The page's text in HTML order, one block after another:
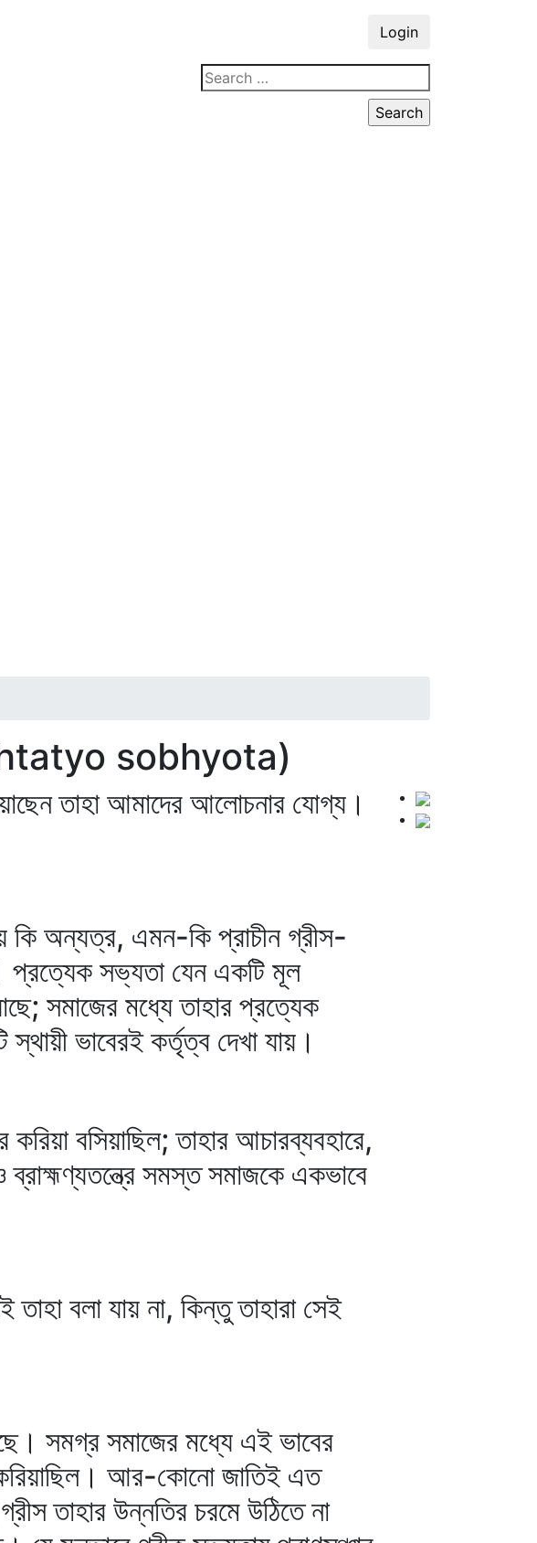
Login
sobhyota)
তাহা আমাদের আলোচনার যোগ্য।
কি অন্যত্র, এমন-কি প্রাচীন গ্রীস-
প্রত্যেক সভ্যতা যেন একটি মূল
সমাজের মধ্যে তাহার প্রত্যেক
ভাবেরই কর্তৃত্ব দেখা যায়।
বসিয়াছিল; তাহার আচারব্যবহারে,
সমস্ত সমাজকে একভাবে
বলা যায় না, কিন্তু তাহারা সেই
সমগ্র সমাজের মধ্যে এই ভাবের
আর-কোনো জাতিই এত
তাহার উন্নতির চরমে উঠিতে না